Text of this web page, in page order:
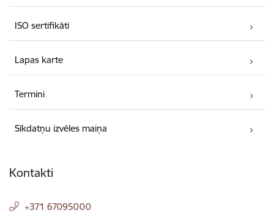
ISO sertifikāti
Lapas karte
Termini
Sīkdatņu izvēles maiņa
Kontakti
+371 67095000